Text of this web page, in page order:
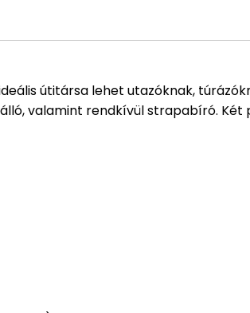
útitársa lehet utazóknak,
valamint rendkívül strapabíró.